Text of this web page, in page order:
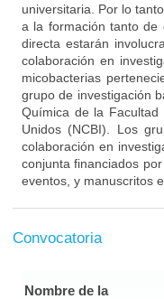
universitaria. Por lo
a la formación tanto de
directa estarán
colaboración en
micobacterias
grupo de investigación
Química de la
Unidos (NCBI). Los
colaboración en
conjunta financiados
eventos, y manuscritos
Convocatoria
Nombre de la